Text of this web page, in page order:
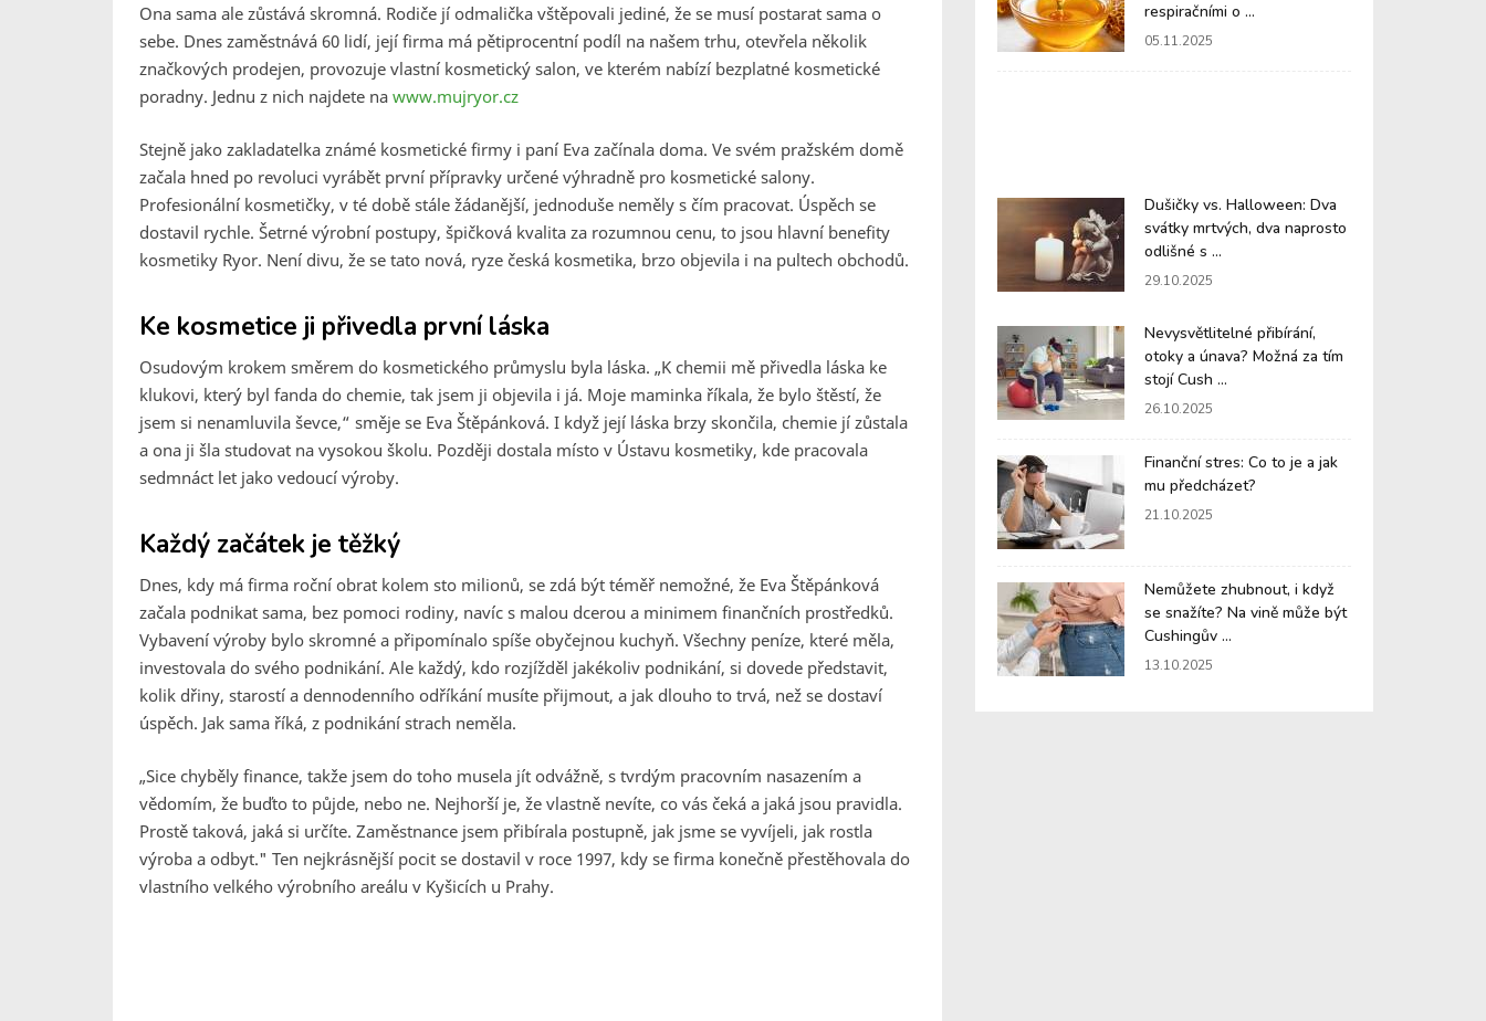
Ona sama ale zůstává skromná. Rodiče jí odmalička vštěpovali jediné, že se musí postarat sama o
sebe. Dnes zaměstnává 60 lidí, její firma má pětiprocentní podíl na našem trhu, otevřela několik
značkových prodejen, provozuje vlastní kosmetický salon, ve kterém nabízí bezplatné kosmetické
poradny. Jednu z nich najdete na www.mujryor.cz
Stejně jako zakladatelka známé kosmetické firmy i paní Eva začínala doma. Ve svém pražském domě
začala hned po revoluci vyrábět první přípravky určené výhradně pro kosmetické salony.
Profesionální kosmetičky, v té době stále žádanější, jednoduše neměly s čím pracovat. Úspěch se
dostavil rychle. Šetrné výrobní postupy, špičková kvalita za rozumnou cenu, to jsou hlavní benefity
kosmetiky Ryor. Není divu, že se tato nová, ryze česká kosmetika, brzo objevila i na pultech obchodů.
Ke kosmetice ji přivedla první láska
Osudovým krokem směrem do kosmetického průmyslu byla láska. „K chemii mě přivedla láska ke
klukovi, který byl fanda do chemie, tak jsem ji objevila i já. Moje maminka říkala, že bylo štěstí, že
jsem si nenamluvila ševce,“ směje se Eva Štěpánková. I když její láska brzy skončila, chemie jí zůstala
a ona ji šla studovat na vysokou školu. Později dostala místo v Ústavu kosmetiky, kde pracovala
sedmnáct let jako vedoucí výroby.
Každý začátek je těžký
Dnes, kdy má firma roční obrat kolem sto milionů, se zdá být téměř nemožné, že Eva Štěpánková
začala podnikat sama, bez pomoci rodiny, navíc s malou dcerou a minimem finančních prostředků.
Vybavení výroby bylo skromné a připomínalo spíše obyčejnou kuchyň. Všechny peníze, které měla,
investovala do svého podnikání. Ale každý, kdo rozjížděl jakékoliv podnikání, si dovede představit,
kolik dřiny, starostí a dennodenního odříkání musíte přijmout, a jak dlouho to trvá, než se dostaví
úspěch. Jak sama říká, z podnikání strach neměla.
„Sice chyběly finance, takže jsem do toho musela jít odvážně, s tvrdým pracovním nasazením a
vědomím, že buďto to půjde, nebo ne. Nejhorší je, že vlastně nevíte, co vás čeká a jaká jsou pravidla.
Prostě taková, jaká si určíte. Zaměstnance jsem přibírala postupně, jak jsme se vyvíjeli, jak rostla
výroba a odbyt." Ten nejkrásnější pocit se dostavil v roce 1997, kdy se firma konečně přestěhovala do
vlastního velkého výrobního areálu v Kyšicích u Prahy.
respiračními o ...
05.11.2025
Dušičky vs. Halloween: Dva
svátky mrtvých, dva naprosto
odlišné s ...
29.10.2025
Nevysvětlitelné přibírání,
otoky a únava? Možná za tím
stojí Cush ...
26.10.2025
Finanční stres: Co to je a jak
mu předcházet?
21.10.2025
Nemůžete zhubnout, i když
se snažíte? Na vině může být
Cushingův ...
13.10.2025